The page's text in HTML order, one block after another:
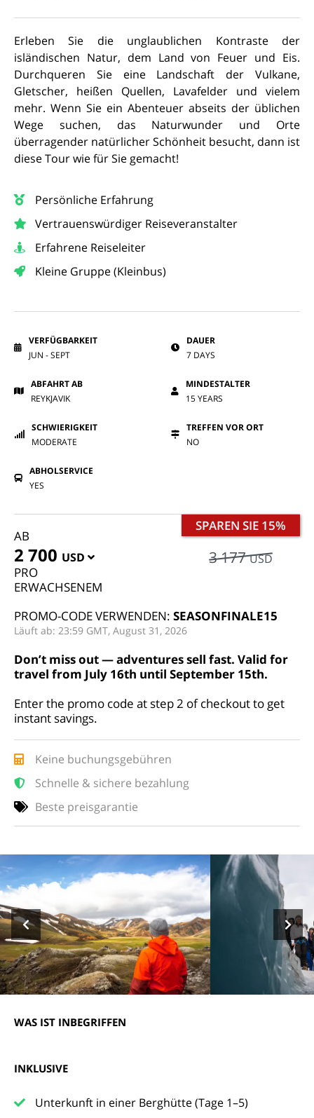
Erleben Sie die unglaublichen Kontraste der
isländischen Natur, dem Land von Feuer und Eis.
Durchqueren Sie eine Landschaft der Vulkane,
Gletscher, heißen Quellen, Lavafelder und vielem
mehr. Wenn Sie ein Abenteuer abseits der üblichen
Wege suchen, das Naturwunder und Orte
überragender natürlicher Schönheit besucht, dann ist
diese Tour wie für Sie gemacht!
Persönliche Erfahrung
Vertrauenswürdiger Reiseveranstalter
Erfahrene Reiseleiter
Kleine Gruppe (Kleinbus)
VERFÜGBARKEIT
JUN - SEPT
DAUER
7 DAYS
ABFAHRT AB
REYKJAVIK
MINDESTALTER
15 YEARS
SCHWIERIGKEIT
MODERATE
TREFFEN VOR ORT
NO
ABHOLSERVICE
YES
AB
2 700 USD
PRO
ERWACHSENEM
SPAREN SIE 15%
3 177 USD
PROMO-CODE VERWENDEN: SEASONFINALE15
Läuft ab: 23:59 GMT, August 31, 2026
Don’t miss out — adventures sell fast. Valid for
travel from July 16th until September 15th.
Enter the promo code at step 2 of checkout to get
instant savings.
Keine buchungsgebühren
Schnelle & sichere bezahlung
Beste preisgarantie
WAS IST INBEGRIFFEN
INKLUSIVE
Unterkunft in einer Berghütte (Tage 1–5)